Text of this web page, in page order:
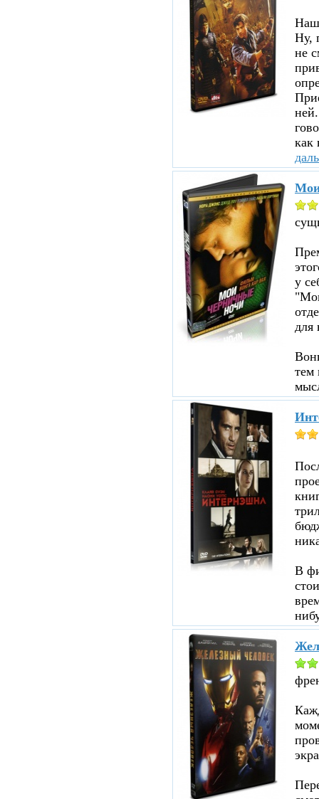
Ну,
не
как
у
для
тем
В